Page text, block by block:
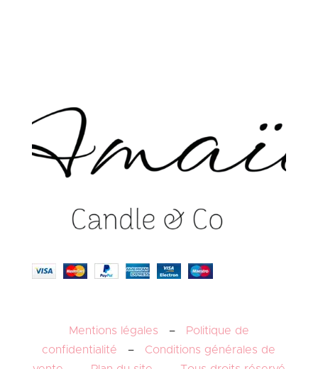
Mentions légales –
Politique de
confidentialité – Conditions générales de